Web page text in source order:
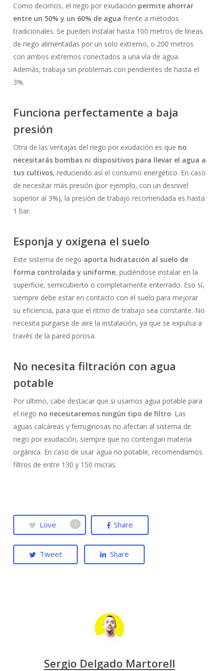
No hay productos en el carrito.
Go To Shop
Como decimos, el riego por exudación permite ahorrar
entre un 50% y un 60% de agua frente a métodos
tradicionales. Se pueden instalar hasta 100 metros de líneas
de riego alimentadas por un solo extremo, o 200 metros
con ambos extremos conectados a una vía de agua.
Además, trabaja sin problemas con pendientes de hasta el
3%.
Funciona perfectamente a baja
presión
Otra de las ventajas del riego por exudación es que no
necesitarás bombas ni dispositivos para llevar el agua a
tus cultivos, reduciendo así el consumo energético. En caso
de necesitar más presión (por ejemplo, con un desnivel
superior al 3%), la presión de trabajo recomendada es hasta
1 bar.
Esponja y oxigena el suelo
Este sistema de riego aporta hidratación al suelo de
forma controlada y uniforme, pudiéndose instalar en la
superficie, semicubierto o completamente enterrado. Eso sí,
siempre debe estar en contacto con el suelo para mejorar
su eficiencia, para que el ritmo de trabajo sea constante. No
necesita purgarse de aire la instalación, ya que se expulsa a
través de la pared porosa.
No necesita filtración con agua
potable
Por último, cabe destacar que si usamos agua potable para
el riego no necesitaremos ningún tipo de filtro. Las
aguas calcáreas y ferruginosas no afectan al sistema de
riego por exudación, siempre que no contengan materia
orgánica. En caso de usar agua no potable, recomendamos
filtros de entre 130 y 150 micras.
Love 1 Share
Tweet Share
Sergio Delgado Martorell